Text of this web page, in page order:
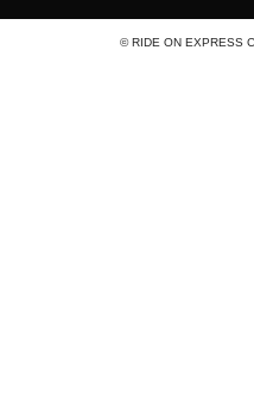
© RIDE ON EXPRESS